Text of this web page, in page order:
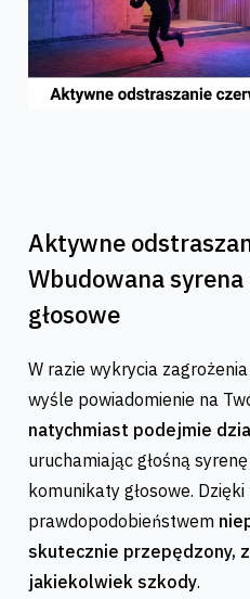
Aktywne
Wbudowana
głosowe
W razie wykrycia
wyśle powiadomienie na
natychmiast podejmie
uruchamiając głośną
komunikaty głosowe.
prawdopodobieństwem
skutecznie przepędzony,
jakiekolwiek szkody.